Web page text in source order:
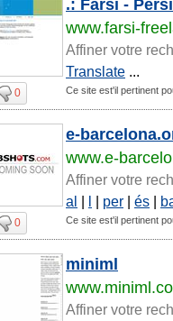
.: Farsi -
www.farsi-
Affiner votre
Translate ...
0 Ce site est'il pertinent
e-
www.e-
Affiner votre
al | l | per | és |
0 Ce site est'il pertinent
miniml
Affiner votre